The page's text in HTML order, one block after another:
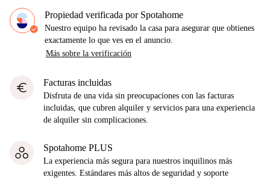
Propiedad verificada por Spotahome
Nuestro equipo ha revisado la casa para asegurar que obtienes
exactamente lo que ves en el anuncio.
Más sobre la verificación
euro Facturas incluidas
Disfruta de una vida sin preocupaciones con las facturas
incluidas, que cubren alquiler y servicios para una experiencia
de alquiler sin complicaciones.
Spotahome PLUS
La experiencia más segura para nuestros inquilinos más
exigentes. Estándares más altos de seguridad y soporte